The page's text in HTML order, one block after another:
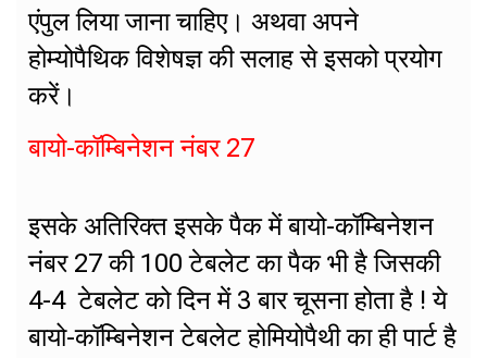
एंपुल लिया जाना चाहिए। अथवा अपने
होम्योपैथिक विशेषज्ञ की सलाह से इसको प्रयोग
करें।
बायो-कॉम्बिनेशन नंबर 27
इसके अतिरिक्त इसके पैक में बायो-कॉम्बिनेशन
नंबर 27 की 100 टेबलेट का पैक भी है जिसकी
4-4 टेबलेट को दिन में 3 बार चूसना होता है ! ये
बायो-कॉम्बिनेशन टेबलेट होमियोपैथी का ही पार्ट है